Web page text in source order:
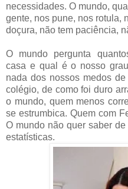
necessidades. O mundo,
gente, nos pune, nos rotula,
doçura, não tem paciência,
O mundo pergunta
casa e qual é o nosso
nada dos nossos medos
colégio, de como foi duro
o mundo, quem menos
se estrumbica. Quem com
O mundo não quer saber
estatísticas.